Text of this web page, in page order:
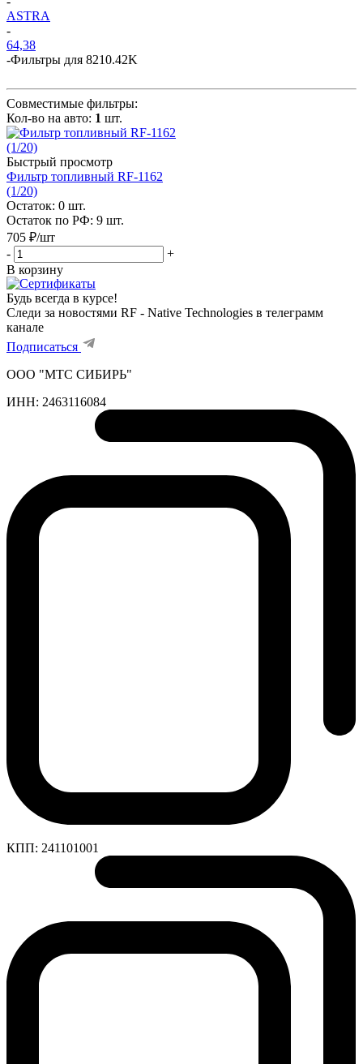
ASTRA
-
64,38
-Фильтры для 8210.42K
Совместимые фильтры:
Кол-во на авто: 1 шт.
Быстрый просмотр
Фильтр топливный RF-1162
(1/20)
Остаток: 0 шт.
Остаток по РФ: 9 шт.
705 ₽/шт
-
+
В корзину
Будь всегда в курсе!
Следи за новостями RF - Native Technologies в телеграмм
канале
Подписаться
ООО "МТС СИБИРЬ"
ИНН: 2463116084
КПП: 241101001